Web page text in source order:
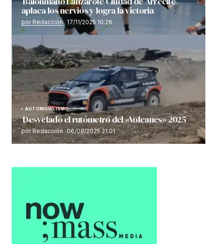
aplaca los nervios y logra la victoria
por Redacción 17/11/2025 10:26
AUTOMOVILISMO
Desvelado el rutómetro del «Volcanes» 2025
por Redacción 06/08/2025 21:01